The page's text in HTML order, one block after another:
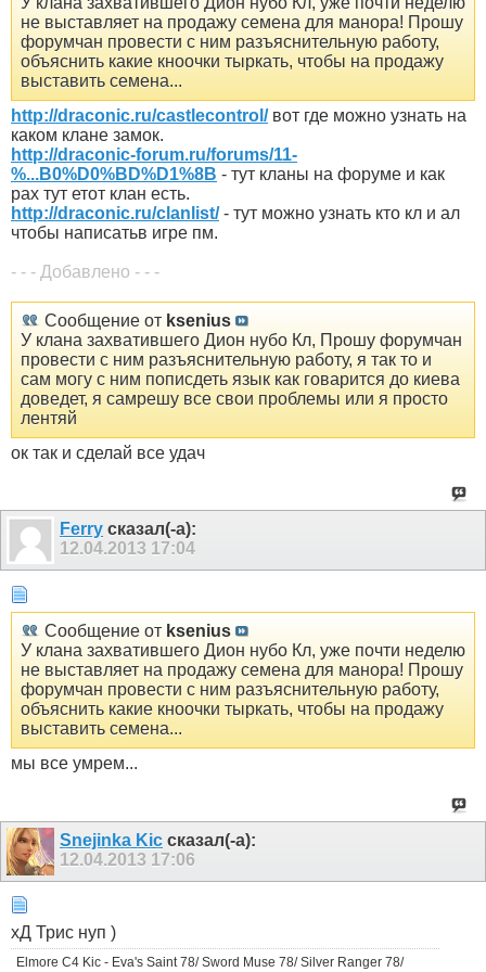
не выставляет на продажу семена для манора! Прошу
форумчан провести с ним разъяснительную работу,
объяснить какие кноочки тыркать, чтобы на продажу
выставить семена...
http://draconic.ru/castlecontrol/вот где можно узнать на
каком клане замок.
http://draconic-forum.ru/forums/11-
%...B0%D0%BD%D1%8B - тут кланы на форуме и как
рах тут етот клан есть.
http://draconic.ru/clanlist/- тут можно узнать кто кл и ал
чтобы написатьв игре пм.
- - - Добавлено - - -
Сообщение от ksenius
У клана захватившего Дион нубо Кл, Прошу форумчан
провести с ним разъяснительную работу, я так то и
сам могу с ним пописдеть язык как говарится до киева
доведет, я самрешу все свои проблемы или я просто
лентяй
ок так и сделай все удач
Ferry сказал(-а):
12.04.2013 17:04
Сообщение от ksenius
У клана захватившего Дион нубо Кл, уже почти неделю
не выставляет на продажу семена для манора! Прошу
форумчан провести с ним разъяснительную работу,
объяснить какие кноочки тыркать, чтобы на продажу
выставить семена...
мы все умрем...
Snejinka Kic сказал(-а):
12.04.2013 17:06
хД Трис нуп )
Elmore C4 Kic - Eva's Saint 78/ Sword Muse 78/ Silver Ranger 78/